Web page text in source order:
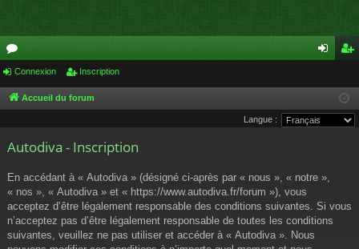
or
u
s
cri
pti
Connexion Inscription
Accueil du forum
Langue :
Autodiva - Inscription
En accédant à « Autodiva » (désigné ci-après par « nous », « notre »,
« nos », « Autodiva » et « https://www.autodiva.fr/forum »), vous
acceptez d’être légalement responsable des conditions suivantes. Si vous
n’acceptez pas d’être légalement responsable de toutes les conditions
suivantes, veuillez ne pas utiliser et accéder à « Autodiva ». Nous